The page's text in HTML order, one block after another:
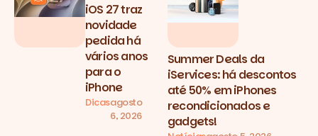
iOS 27 traz
novidade
pedida há
vários anos
para o
iPhone
Dicasagosto
6, 2026
Summer Deals da
iServices: há descontos
até 50% em iPhones
recondicionados e
gadgets!